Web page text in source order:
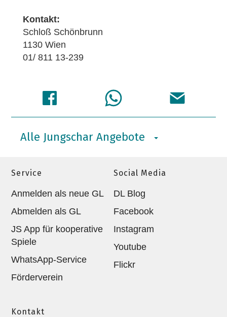
Kontakt:
Schloß Schönbrunn
1130 Wien
01/ 811 13-239
Alle Jungschar Angebote
Service
Anmelden als neue GL
Abmelden als GL
JS App für kooperative
Spiele
WhatsApp-Service
Förderverein
Social Media
DL Blog
Facebook
Instagram
Youtube
Flickr
Kontakt